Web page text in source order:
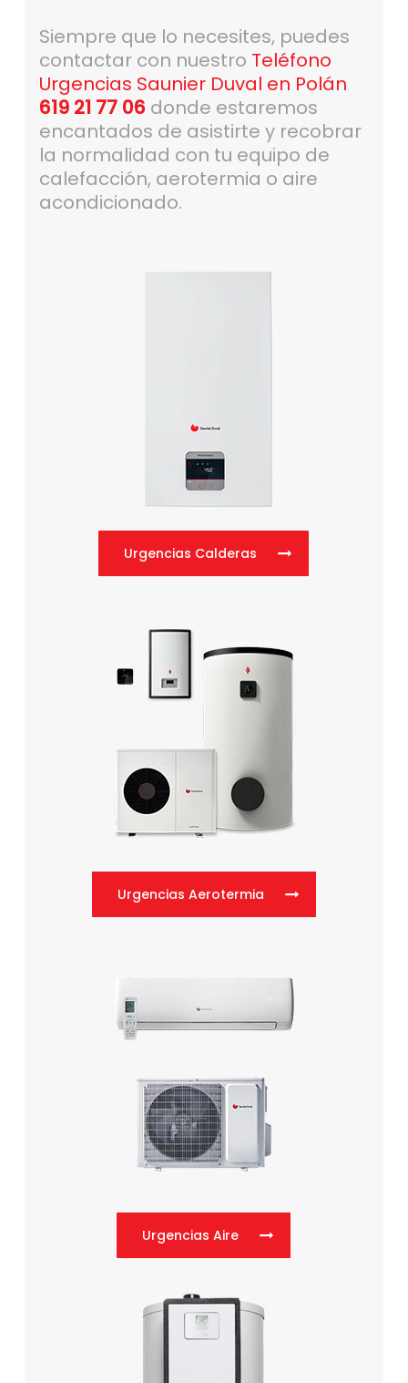
Siempre que lo necesites, puedes
contactar con nuestro Teléfono
Urgencias Saunier Duval en Polán
619 21 77 06 donde estaremos
encantados de asistirte y recobrar
la normalidad con tu equipo de
calefacción, aerotermia o aire
acondicionado.
Urgencias Calderas
Urgencias Aerotermia
Urgencias Aire